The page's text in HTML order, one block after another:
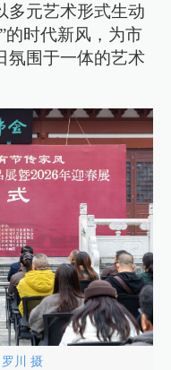
多元艺术形式生动
的时代新风，为市
氛围于一体的艺术
川 摄